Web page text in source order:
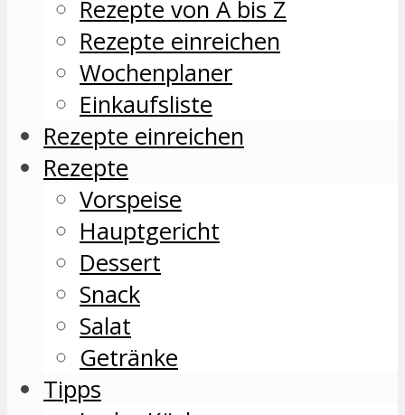
Rezepte von A bis Z
Rezepte einreichen
Wochenplaner
Einkaufsliste
Rezepte einreichen
Rezepte
Vorspeise
Hauptgericht
Dessert
Snack
Salat
Getränke
Tipps